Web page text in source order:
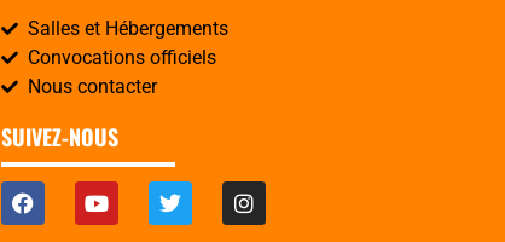
Salles et Hébergements
Convocations officiels
Nous contacter
SUIVEZ-NOUS